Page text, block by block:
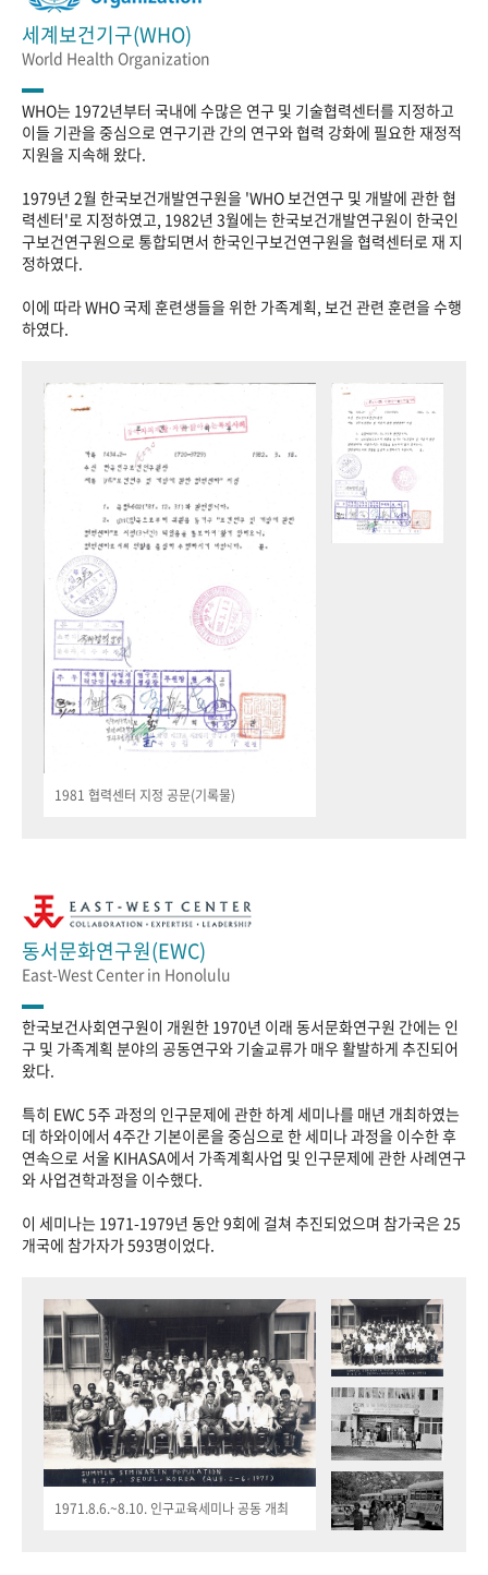
세계보건기구(WHO)
World Health Organization
WHO는 1972년부터 국내에 수많은 연구 및 기술협력센터를 지정하고
이들 기관을 중심으로 연구기관 간의 연구와 협력 강화에 필요한 재정적
지원을 지속해 왔다.
1979년 2월 한국보건개발연구원을 'WHO 보건연구 및 개발에 관한 협
력센터'로 지정하였고, 1982년 3월에는 한국보건개발연구원이 한국인
구보건연구원으로 통합되면서 한국인구보건연구원을 협력센터로 재 지
정하였다.
이에 따라 WHO 국제 훈련생들을 위한 가족계획, 보건 관련 훈련을 수행
하였다.
1981 협력센터 지정 공문(기록물)
동서문화연구원(EWC)
East-West Center in Honolulu
한국보건사회연구원이 개원한 1970년 이래 동서문화연구원 간에는 인
구 및 가족계획 분야의 공동연구와 기술교류가 매우 활발하게 추진되어
왔다.
특히 EWC 5주 과정의 인구문제에 관한 하계 세미나를 매년 개최하였는
데 하와이에서 4주간 기본이론을 중심으로 한 세미나 과정을 이수한 후
연속으로 서울 KIHASA에서 가족계획사업 및 인구문제에 관한 사례연구
와 사업견학과정을 이수했다.
이 세미나는 1971-1979년 동안 9회에 걸쳐 추진되었으며 참가국은 25
개국에 참가자가 593명이었다.
1971.8.6.~8.10. 인구교육세미나 공동 개최